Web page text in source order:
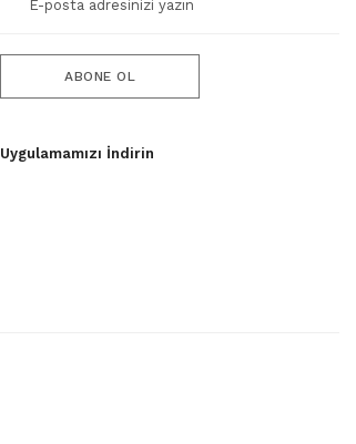
ABONE OL
Uygulamamızı İndirin